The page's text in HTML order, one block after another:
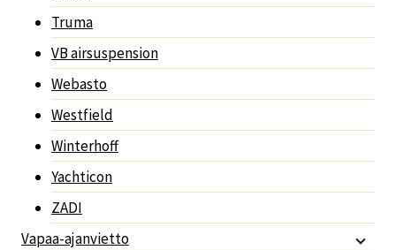
Truma
VB airsuspension
Webasto
Westfield
Winterhoff
Yachticon
ZADI
Vapaa-ajanvietto